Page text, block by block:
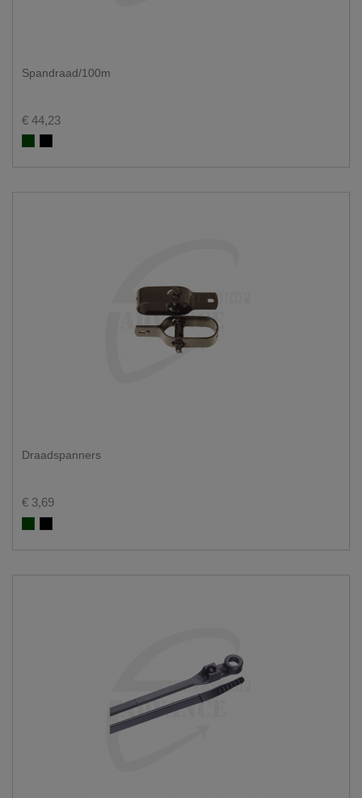
Spandraad/100m
€ 44,23
Groen RAL 6005
Zwart RAL 9005
Draadspanners
€ 3,69
Groen RAL 6005
Zwart RAL 9005